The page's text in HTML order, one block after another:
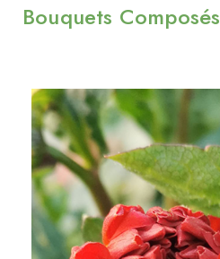
Bouquets Composés